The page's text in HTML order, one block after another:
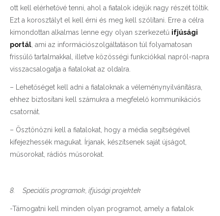
ott kell elérhetővé tenni, ahol a fiatalok idejük nagy részét töltik.
Ezt a korosztályt el kell érni és meg kell szólítani. Erre a célra
kimondottan alkalmas lenne egy olyan szerkezetű ifjúsági
portál , ami az információszolgáltatáson túl folyamatosan
frissülő tartalmakkal, illetve közösségi funkciókkal napról-napra
visszacsalogatja a fiatalokat az oldalra.
– Lehetőséget kell adni a fiataloknak a véleménynyilvánításra,
ehhez biztosítani kell számukra a megfelelő kommunikációs
csatornát.
– Ösztönözni kell a fiatalokat, hogy a média segítségével
kifejezhessék magukat. Írjanak, készítsenek saját újságot,
műsorokat, rádiós műsorokat.
8. Speciális programok, ifjúsági projektek
-Támogatni kell minden olyan programot, amely a fiatalok